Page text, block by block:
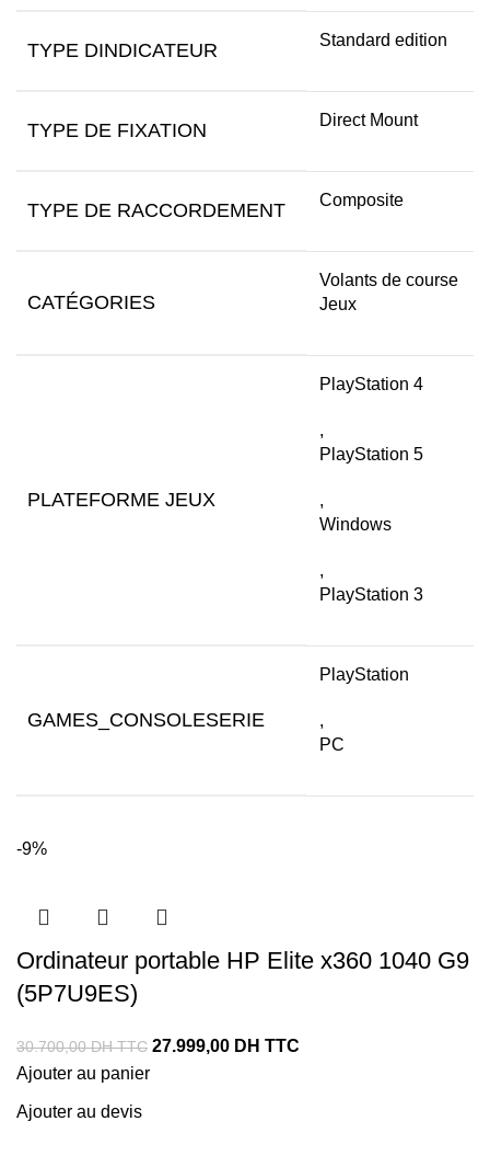
TYPE DINDICATEUR Standard edition
TYPE DE FIXATION Direct Mount
TYPE DE RACCORDEMENT Composite
CATÉGORIES
Volants de course
Jeux
PLATEFORME JEUX
PlayStation 4
,
PlayStation 5
,
Windows
,
PlayStation 3
GAMES_CONSOLESERIE
PlayStation
,
PC
-9%
Ordinateur portable HP Elite x360 1040 G9
(5P7U9ES)
30.700,00DH TTC 27.999,00 DH TTC
Ajouter au panier
Ajouter au devis